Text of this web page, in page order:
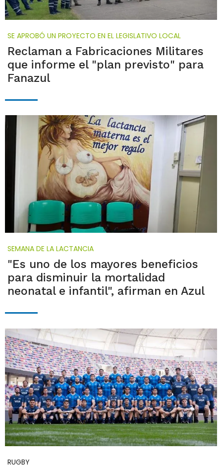
SE APROBÓ UN PROYECTO EN EL LEGISLATIVO LOCAL
Reclaman a Fabricaciones Militares
que informe el "plan previsto" para
Fanazul
SEMANA DE LA LACTANCIA
"Es uno de los mayores beneficios
para disminuir la mortalidad
neonatal e infantil", afirman en Azul
RUGBY